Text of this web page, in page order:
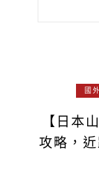
國
【日本
攻略，